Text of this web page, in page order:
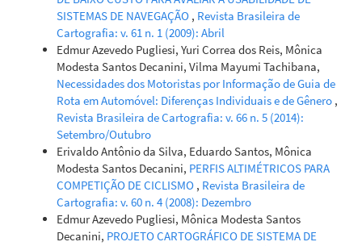
SISTEMAS DE NAVEGAÇÃO , Revista Brasileira de
Cartografia: v. 61 n. 1 (2009): Abril
Edmur Azevedo Pugliesi, Yuri Correa dos Reis, Mônica
Modesta Santos Decanini, Vilma Mayumi Tachibana,
Necessidades dos Motoristas por Informação de Guia de
Rota em Automóvel: Diferenças Individuais e de Gênero ,
Revista Brasileira de Cartografia: v. 66 n. 5 (2014):
Setembro/Outubro
Erivaldo Antônio da Silva, Eduardo Santos, Mônica
Modesta Santos Decanini, PERFIS ALTIMÉTRICOS PARA
COMPETIÇÃO DE CICLISMO , Revista Brasileira de
Cartografia: v. 60 n. 4 (2008): Dezembro
Edmur Azevedo Pugliesi, Mônica Modesta Santos
Decanini, PROJETO CARTOGRÁFICO DE SISTEMA DE